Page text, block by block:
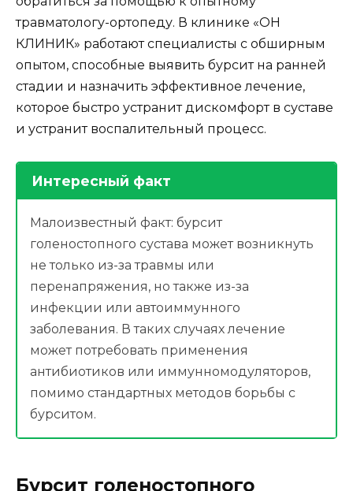
травматологу-ортопеду. В клинике «ОН
КЛИНИК» работают специалисты с обширным
опытом, способные выявить бурсит на ранней
стадии и назначить эффективное лечение,
которое быстро устранит дискомфорт в суставе
и устранит воспалительный процесс.
Интересный факт
Малоизвестный факт: бурсит
голеностопного сустава может возникнуть
не только из-за травмы или
перенапряжения, но также из-за
инфекции или автоиммунного
заболевания. В таких случаях лечение
может потребовать применения
антибиотиков или иммунномодуляторов,
помимо стандартных методов борьбы с
бурситом.
Бурсит голеностопного